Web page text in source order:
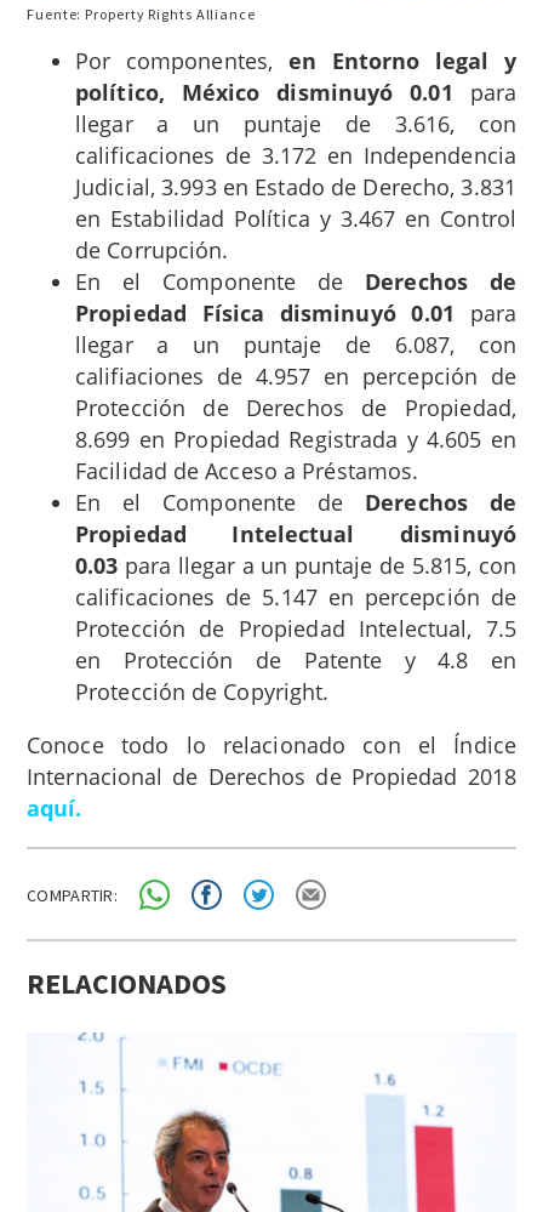
Fuente: Property Rights Alliance
Por componentes, en Entorno legal y
político, México disminuyó 0.01 para
llegar a un puntaje de 3.616, con
calificaciones de 3.172 en Independencia
Judicial, 3.993 en Estado de Derecho, 3.831
en Estabilidad Política y 3.467 en Control
de Corrupción.
En el Componente de Derechos de
Propiedad Física disminuyó 0.01 para
llegar a un puntaje de 6.087, con
califiaciones de 4.957 en percepción de
Protección de Derechos de Propiedad,
8.699 en Propiedad Registrada y 4.605 en
Facilidad de Acceso a Préstamos.
En el Componente de Derechos de
Propiedad Intelectual disminuyó
0.03 para llegar a un puntaje de 5.815, con
calificaciones de 5.147 en percepción de
Protección de Propiedad Intelectual, 7.5
en Protección de Patente y 4.8 en
Protección de Copyright.
Conoce todo lo relacionado con el Índice
Internacional de Derechos de Propiedad 2018
aquí.
COMPARTIR:
RELACIONADOS